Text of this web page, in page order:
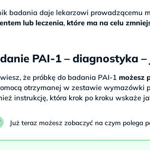
badania daje lekarzowi prowadzącemu
lub leczenia,które ma na celu
PAI-1 – diagnostyka
że próbkę do badania PAI-1 możesz
otrzymanej w zestawie wymazówki
instrukcję, która krok po kroku wskaże
Już teraz możesz zobaczyć na czym